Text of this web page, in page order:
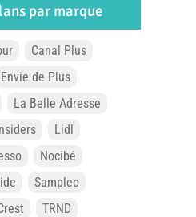
par marque
Canal Plus
Envie de Plus
La Belle Adresse
Lidl
Nocibé
Sampleo
TRND